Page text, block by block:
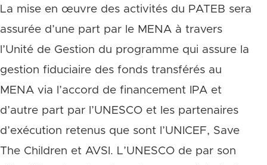
La mise en œuvre des activités du PATEB sera
assurée d’une part par le MENA à travers
l’Unité de Gestion du programme qui assure la
gestion fiduciaire des fonds transférés au
MENA via l’accord de financement IPA et
d’autre part par l’UNESCO et les partenaires
d’exécution retenus que sont l’UNICEF, Save
The Children et AVSI. L’UNESCO de par son